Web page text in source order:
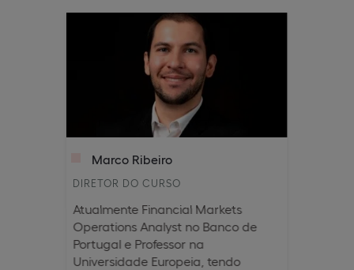
Marco Ribeiro
DIRETOR DO CURSO
Atualmente Financial Markets
Operations Analyst no Banco de
Portugal e Professor na
Universidade Europeia, tendo